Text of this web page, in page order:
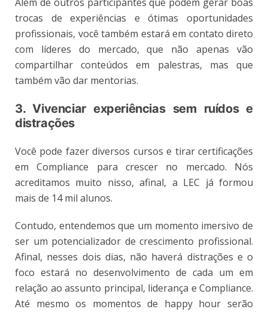
trocas de experiências e ótimas oportunidades
profissionais, você também estará em contato direto
com líderes do mercado, que não apenas vão
compartilhar conteúdos em palestras, mas que
também vão dar mentorias.
3. Vivenciar experiências sem ruídos e
distrações
Você pode fazer diversos cursos e tirar certificações
em Compliance para crescer no mercado. Nós
acreditamos muito nisso, afinal, a LEC já formou
mais de 14 mil alunos.
Contudo, entendemos que um momento imersivo de
ser um potencializador de crescimento profissional.
Afinal, nesses dois dias, não haverá distrações e o
foco estará no desenvolvimento de cada um em
relação ao assunto principal, liderança e Compliance.
Até mesmo os momentos de happy hour serão